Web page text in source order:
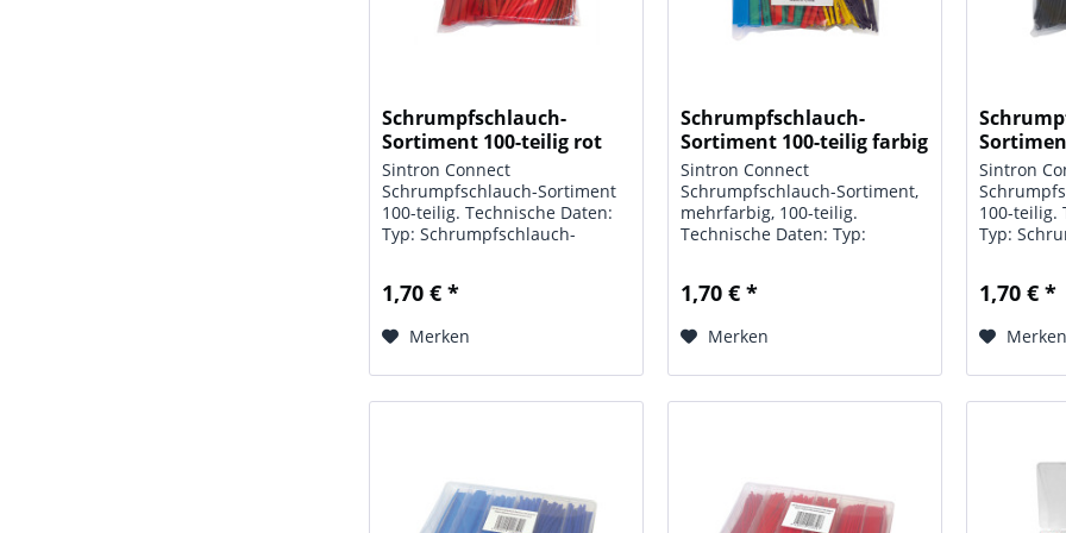
Schrumpfschlauch-
Sortiment 100-teilig rot
in...
Sintron Connect
Schrumpfschlauch-Sortiment
100-teilig. Technische Daten:
Typ: Schrumpfschlauch-
Farbe: rot; Inhalts-Menge: 100-
mm (30 St), 4,0 mm (20 St.), 6,0
1,70 € *
Merken
Schrumpfschlauch-
Sortiment 100-teilig farbig
in...
Sintron Connect
Schrumpfschlauch-Sortiment,
mehrfarbig, 100-teilig.
Technische Daten: Typ:
mm; Farbe: mehrfarbig;
1,5 mm (30 St.), 2,5 mm (30 St),
1,70 € *
Merken
Sintron
100-teilig.
Typ:
Farbe:
(30 St.),
1,70 € *
Merken